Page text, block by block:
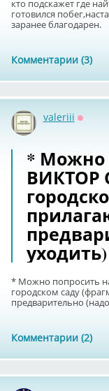
кто подскажет где
готовился
заранее благодарен.
Комментарии (3)
valeriii
* Можно
ВИКТОР
уходить)
* Можно попросить
городском саду
предварительно
Комментарии (2)